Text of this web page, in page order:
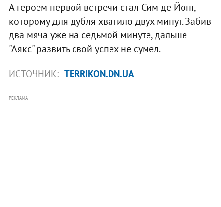
А героем первой встречи стал Сим де Йонг,
которому для дубля хватило двух минут. Забив
два мяча уже на седьмой минуте, дальше
"Аякс" развить свой успех не сумел.
ИСТОЧНИК: TERRIKON.DN.UA
РЕКЛАМА